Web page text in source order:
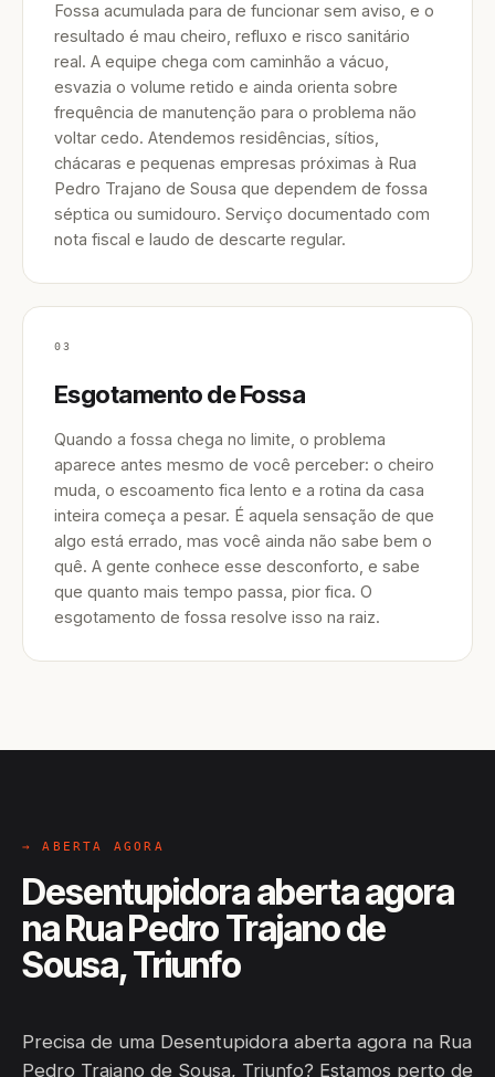
Fossa acumulada para de funcionar sem aviso, e o
resultado é mau cheiro, refluxo e risco sanitário
real. A equipe chega com caminhão a vácuo,
esvazia o volume retido e ainda orienta sobre
frequência de manutenção para o problema não
voltar cedo. Atendemos residências, sítios,
chácaras e pequenas empresas próximas à Rua
Pedro Trajano de Sousa que dependem de fossa
séptica ou sumidouro. Serviço documentado com
nota fiscal e laudo de descarte regular.
03
Esgotamento de Fossa
Quando a fossa chega no limite, o problema
aparece antes mesmo de você perceber: o cheiro
muda, o escoamento fica lento e a rotina da casa
inteira começa a pesar. É aquela sensação de que
algo está errado, mas você ainda não sabe bem o
quê. A gente conhece esse desconforto, e sabe
que quanto mais tempo passa, pior fica. O
esgotamento de fossa resolve isso na raiz.
→ ABERTA AGORA
Desentupidora aberta agora
na Rua Pedro Trajano de
Sousa, Triunfo
Precisa de uma Desentupidora aberta agora na Rua
Pedro Trajano de Sousa, Triunfo? Estamos perto de